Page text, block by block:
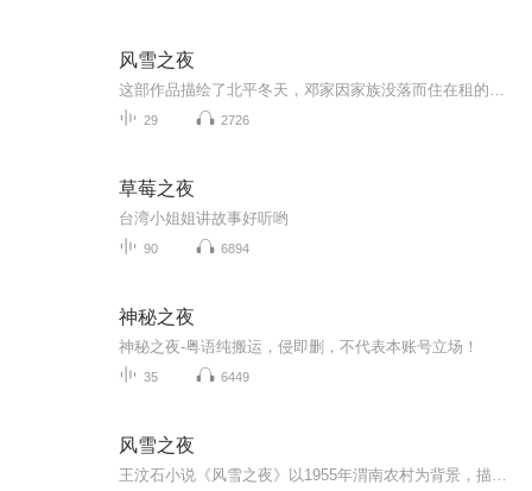
风雪之夜
29 2726
草莓之夜
台湾小姐姐讲故事好听哟
90 6894
神秘之夜
神秘之夜-粤语纯搬运，侵即删，不代表本账号立场！
35 6449
风雪之夜